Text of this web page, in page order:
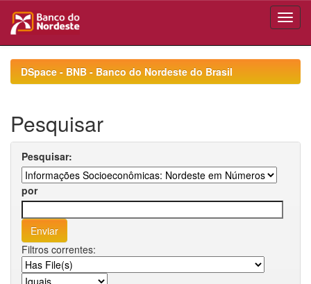
navigationDSpace - BNB - Banco do Nordeste do Brasil
Pesquisar
Pesquisar:
por
Filtros correntes: